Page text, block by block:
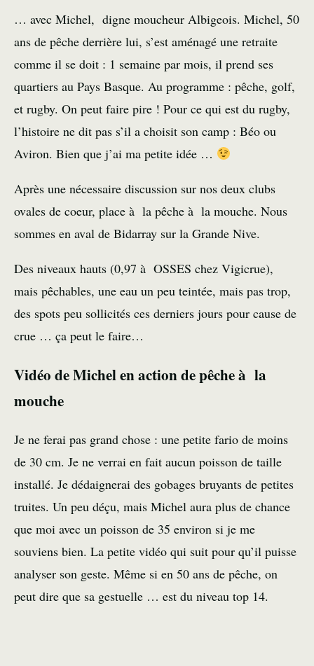
… avec Michel, digne moucheur Albigeois. Michel, 50
ans de pêche derrière lui, s’est aménagé une retraite
comme il se doit : 1 semaine par mois, il prend ses
quartiers au Pays Basque. Au programme : pêche, golf,
et rugby. On peut faire pire ! Pour ce qui est du rugby,
l’histoire ne dit pas s’il a choisit son camp : Béo ou
Aviron. Bien que j’ai ma petite idée …
Après une nécessaire discussion sur nos deux clubs
ovales de coeur, place à la pêche à la mouche. Nous
sommes en aval de Bidarray sur la Grande Nive.
Des niveaux hauts (0,97 à OSSES chez Vigicrue),
mais pêchables, une eau un peu teintée, mais pas trop,
des spots peu sollicités ces derniers jours pour cause de
crue … ça peut le faire…
Vidéo de Michel en action de pêche à la
mouche
Je ne ferai pas grand chose : une petite fario de moins
de 30 cm. Je ne verrai en fait aucun poisson de taille
installé. Je dédaignerai des gobages bruyants de petites
truites. Un peu déçu, mais Michel aura plus de chance
que moi avec un poisson de 35 environ si je me
souviens bien. La petite vidéo qui suit pour qu’il puisse
analyser son geste. Même si en 50 ans de pêche, on
peut dire que sa gestuelle … est du niveau top 14.